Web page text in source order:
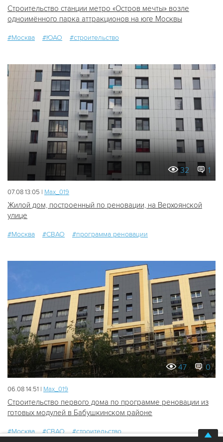
Строительство станции метро «Остров мечты» возле
одноимённого парка аттракционов на юге Москвы
#Москва #ЮАО #строительство
32 1
07.08 13:05 | Мах_019
Жилой дом, построенный по реновации, на Верхоянской
улице
#Москва #СВАО #программа реновации
47 0
06.08 14:51 | Мах_019
Строительство первого дома по программе реновации из
готовых модулей в Бабушкинском районе
#Москва #СВАО
#строительство